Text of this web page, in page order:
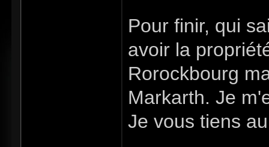
Pour finir, qui
avoir la
Rorockbourg
Markarth. Je
Je vous tiens